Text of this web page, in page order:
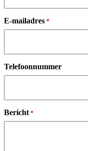
E-mailadres *
Telefoonnummer
Bericht *